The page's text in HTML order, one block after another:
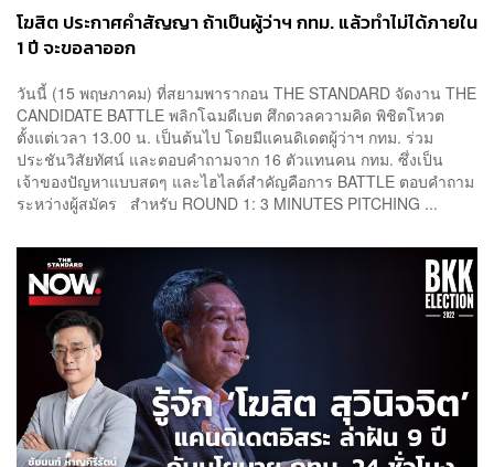
โฆสิต ประกาศคำสัญญา ถ้าเป็นผู้ว่าฯ กทม. แล้วทำไม่ได้ภายใน
1 ปี จะขอลาออก
วันนี้ (15 พฤษภาคม) ที่สยามพารากอน THE STANDARD จัดงาน THE
CANDIDATE BATTLE พลิกโฉมดีเบต ศึกดวลความคิด พิชิตโหวต
ตั้งแต่เวลา 13.00 น. เป็นต้นไป โดยมีแคนดิเดตผู้ว่าฯ กทม. ร่วม
ประชันวิสัยทัศน์ และตอบคำถามจาก 16 ตัวแทนคน กทม. ซึ่งเป็น
เจ้าของปัญหาแบบสดๆ และไฮไลต์สำคัญคือการ BATTLE ตอบคำถาม
ระหว่างผู้สมัคร สำหรับ ROUND 1: 3 MINUTES PITCHING ...